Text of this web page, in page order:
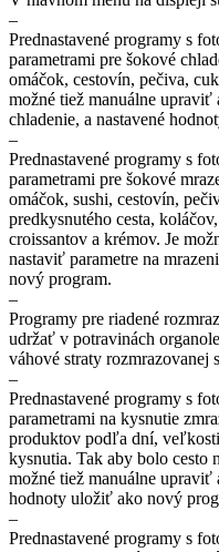
–
Prednastavené programy s
parametrami pre šokové
omáčok, cestovín, pečiva,
možné tiež manuálne upraviť
chladenie, a nastavené
–
Prednastavené programy s
parametrami pre šokové
omáčok, sushi, cestovín,
predkysnutého cesta,
croissantov a krémov. Je
nastaviť parametre na
nový program.
–
Programy pre riadené
udržať v potravinách
váhové straty rozmrazovanej
–
Prednastavené programy s
parametrami na kysnutie
produktov podľa dní,
kysnutia. Tak aby bolo cesto
možné tiež manuálne upraviť
hodnoty uložiť ako nový
–
Prednastavené programy s